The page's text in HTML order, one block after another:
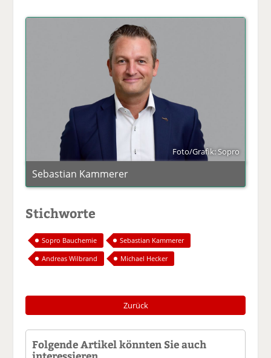
Foto/Grafik: Sopro
Sebastian Kammerer
Stichworte
Sopro Bauchemie
Sebastian Kammerer
Andreas Wilbrand
Michael Hecker
Zurück
Folgende Artikel könnten Sie auch